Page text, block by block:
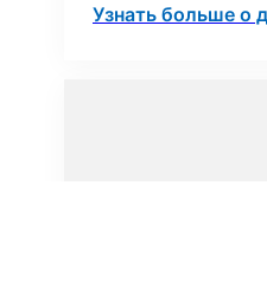
Узнать больше о